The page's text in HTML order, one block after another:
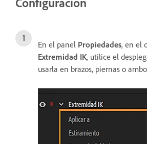
En el panel Propiedades, en el
Extremidad IK, utilice el
usarla en brazos, piernas o